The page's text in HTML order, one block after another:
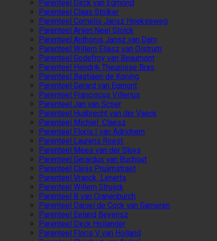
Parenteel Dirck van Egmond
Parenteel Claas Stolker
Parenteel Cornelis Jansz Hoekseweg
Parenteel Arijen Neel Stolck
Parenteel Anthonis Jansz van Dam
Parenteel Willem Eliasz van Oistrum
Parenteel Godefroy van Beaumont
Parenteel Hendrik Theunisse Bras
Parenteel Bastiaen de Koning
Parenteel Gerard van Egmont
Parenteel Franciscus Villerius
Parenteel Jan van Scoer
Parenteel Huijbrecht van der Vaeck
Parenteel Michiel Claesz
Parenteel Floris I van Adrichem
Parenteel Laurens Roest
Parenteel Mees van der Sluys
Parenteel Gerardus van Buchout
Parenteel Cleijs Pruijmstraet
Parenteel Vranck Lenerts
Parenteel Willem Struijck
Parenteel B van Cranenburch
Parenteel Daniel de Cock van Gameren
Parenteel Eeland Beyensz
Parenteel Dirck Hollander
Parenteel Floris V van Holland